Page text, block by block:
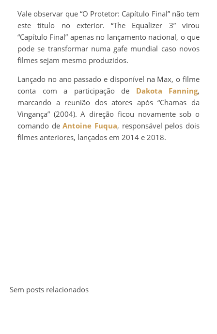
Vale observar que “O Protetor: Capítulo Final” não tem
este título no exterior. “The Equalizer 3” virou
“Capítulo Final” apenas no lançamento nacional, o que
pode se transformar numa gafe mundial caso novos
filmes sejam mesmo produzidos.
Lançado no ano passado e disponível na Max, o filme
conta com a participação de Dakota Fanning,
marcando a reunião dos atores após “Chamas da
Vingança” (2004). A direção ficou novamente sob o
comando deAntoine Fuqua, responsável pelos dois
filmes anteriores, lançados em 2014 e 2018.
Sem posts relacionados